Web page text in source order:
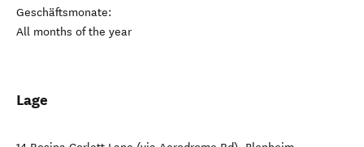
Geschäftsmonate:
All months of the year
Lage